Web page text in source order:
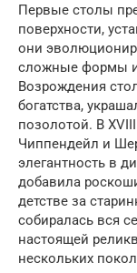
Первые столы
поверхности,
они
сложные формы и
Возрождения
богатства,
позолотой. В
Чиппендейл и
элегантность в
добавила
детстве за
собиралась вся
настоящей
нескольких